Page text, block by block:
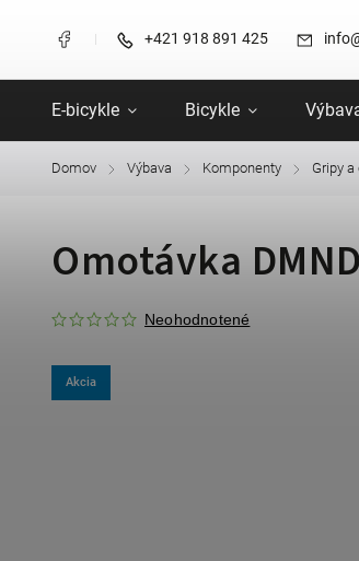
+421 918 891 425
E-bicykle Bicykle
Domov / Výbava / Komponenty / Gripy
Omotávka
Neohodnotené
Akcia